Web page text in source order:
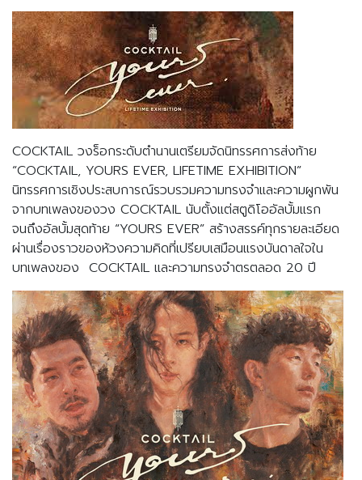
COCKTAIL วงร็อกระดับตำนานเตรียมจัดนิทรรศการส่งท้าย
“COCKTAIL, YOURS EVER, LIFETIME EXHIBITION”
นิทรรศการเชิงประสบการณ์รวบรวมความทรงจำและความผูกพัน
จากบทเพลงของวง COCKTAIL นับตั้งแต่สตูดิโออัลบั้มแรก
จนถึงอัลบั้มสุดท้าย “YOURS EVER” สร้างสรรค์ทุกรายละเอียด
ผ่านเรื่องราวของห้วงความคิดที่เปรียบเสมือนแรงบันดาลใจใน
บทเพลงของ COCKTAIL และความทรงจำตรตลอด 20 ปี